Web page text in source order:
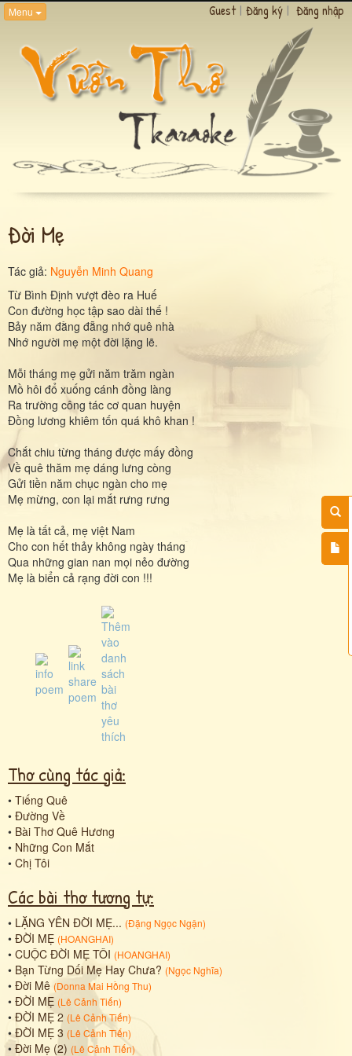
Menu Guest | Đăng ký | Đăng nhập
Đời Mẹ
Tác giả: Nguyễn Minh Quang
Từ Bình Định vượt đèo ra Huế
Con đường học tập sao dài thế !
Bảy năm đằng đẵng nhớ quê nhà
Nhớ người mẹ một đời lặng lẽ.
Mỗi tháng mẹ gửi năm trăm ngàn
Mồ hôi đổ xuống cánh đồng làng
Ra trường công tác cơ quan huyện
Đồng lương khiêm tốn quá khô khan !
Chắt chiu từng tháng được mấy đồng
Về quê thăm mẹ dáng lưng còng
Gửi tiền năm chục ngàn cho mẹ
Mẹ mừng, con lại mắt rưng rưng
Mẹ là tất cả, mẹ việt Nam
Cho con hết thảy không ngày tháng
Qua những gian nan mọi nẻo đường
Mẹ là biển cả rạng đời con !!!
Thơ cùng tác giả:
• Tiếng Quê
• Đường Về
• Bài Thơ Quê Hương
• Những Con Mắt
• Chị Tôi
Các bài thơ tương tự:
• LẶNG YÊN ĐỜI MẸ... (Đặng Ngọc Ngận)
• ĐỜI MẸ (HOANGHAI)
• CUỘC ĐỜI MẸ TÔI (HOANGHAI)
• Bạn Từng Dối Mẹ Hay Chưa? (Ngọc Nghĩa)
• Đời Mê (Donna Mai Hồng Thu)
• ĐỜI MẸ (Lê Cảnh Tiến)
• ĐỜI MẸ 2 (Lê Cảnh Tiến)
•ĐỜI MẸ 3 (Lê Cảnh Tiến)
• Đời Mẹ (2) (Lê Cảnh Tiến)